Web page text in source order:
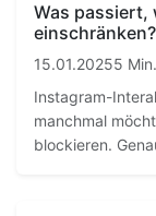
Was passiert,
einschränken?
15.01.20255 Min.
Instagram-
manchmal
blockieren.